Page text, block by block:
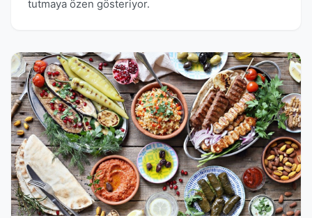
tutmaya özen gösteriyor.